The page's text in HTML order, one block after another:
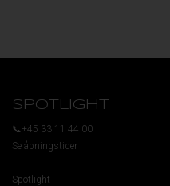
SPOTLIGHT
📞+45 33 11 44 00
Se åbningstider
Spotlight